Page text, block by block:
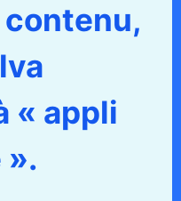
« appli
».